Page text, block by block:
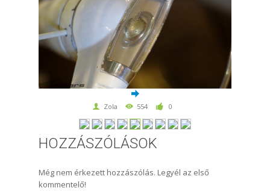
Zola 554 0
HOZZÁSZÓLÁSOK
Még nem érkezett hozzászólás. Legyél az első
kommentelő!